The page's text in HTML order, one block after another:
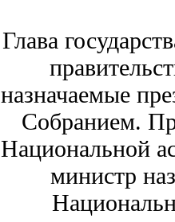
Глава
назначаемые
Собранием.
Национальной
министр